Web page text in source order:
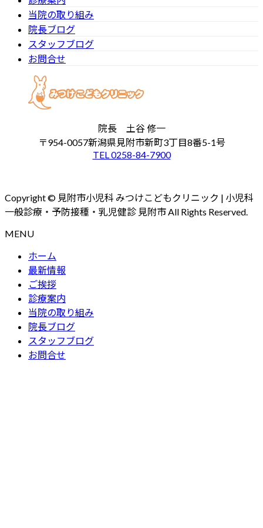
当院の取り組み
院長ブログ
スタッフブログ
お問合せ
院長 土谷 修一
〒954-0057新潟県見附市新町3丁目8番5-1号
TEL 0258-84-7900
Copyright © 見附市小児科 みつけこどもクリニック | 小児科
一般診療・予防接種・乳児健診 見附市 All Rights Reserved.
MENU
ホーム
最新情報
ご挨拶
診療案内
当院の取り組み
院長ブログ
スタッフブログ
お問合せ